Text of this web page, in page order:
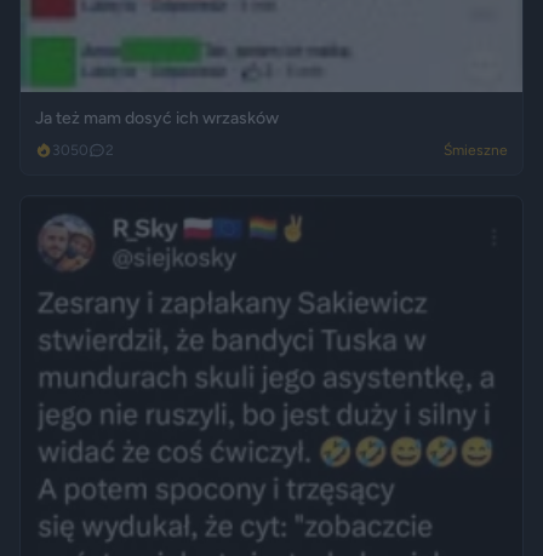
Ja też mam dosyć ich wrzasków
3050 2 Śmieszne